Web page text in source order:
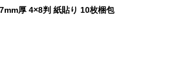
厚 4×8判 紙貼り 10枚梱包